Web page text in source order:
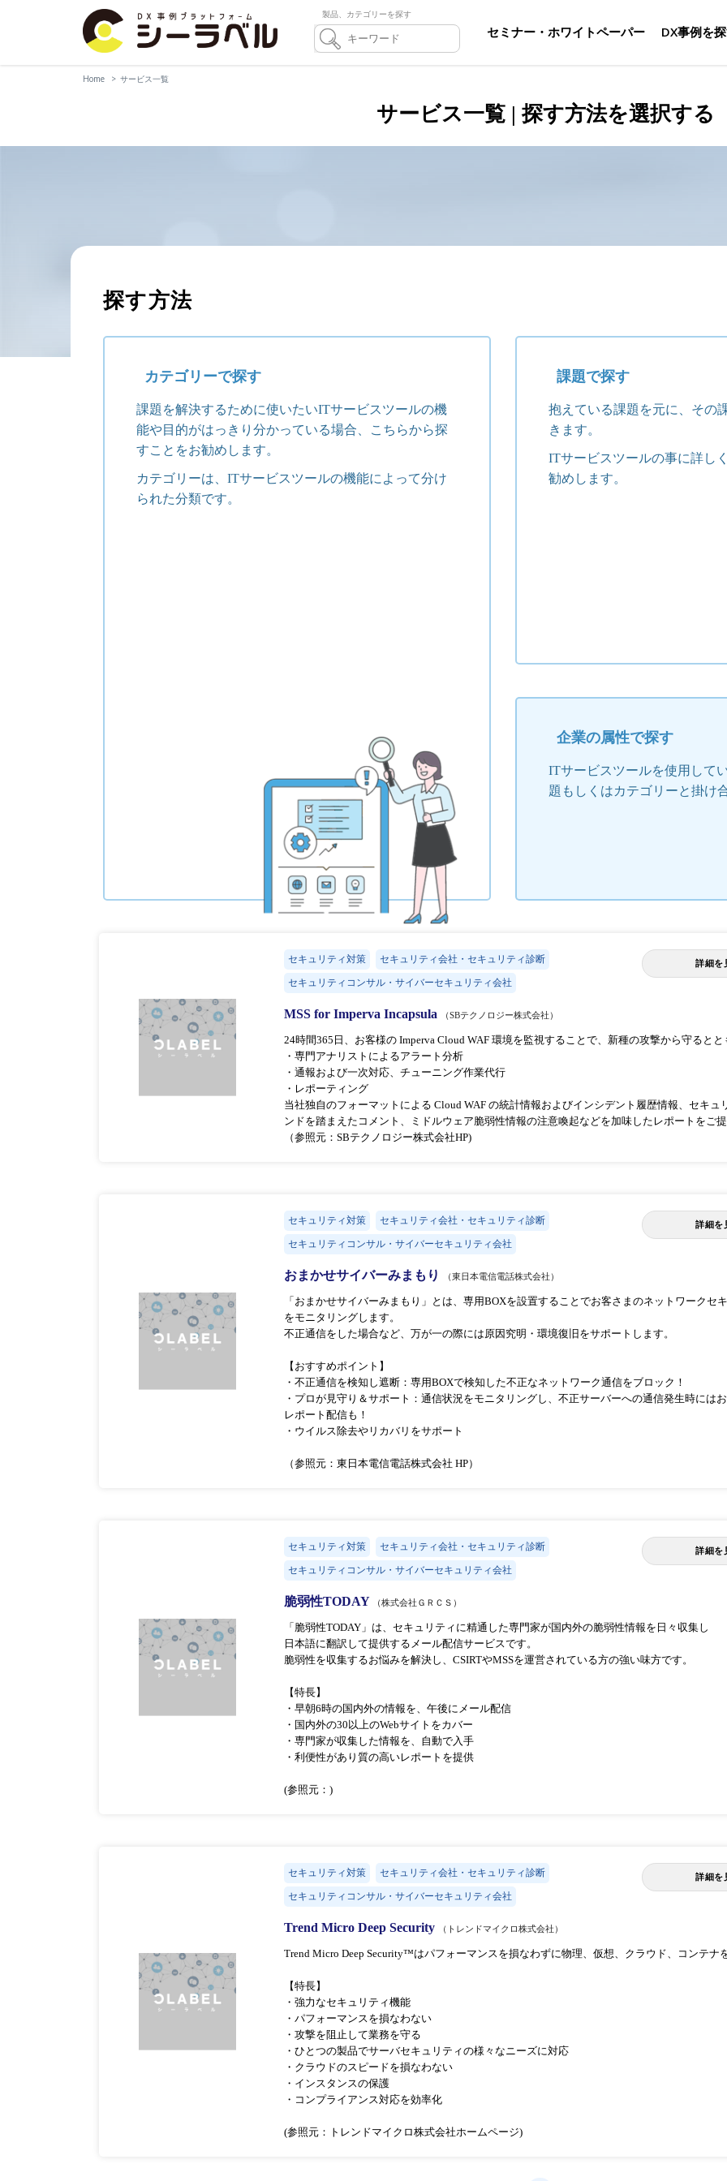
製品、カテゴリーを探す
セミナー・ホワイトペーパー DX事例を
Home サービス一覧
サービス一覧 | 探す方法を選択する
探す方法
カテゴリーで探す
課題を解決するために使いたいITサービスツールの機
能や目的がはっきり分かっている場合、こちらから探
すことをお勧めします。
カテゴリーは、ITサービスツールの機能によって分け
られた分類です。
課題で探す
抱えている課題を元に、その
きます。
ITサービスツールの事に詳し
勧めします。
企業の属性で探す
ITサービスツールを使用して
題もしくはカテゴリーと掛け
セキュリティ対策 セキュリティ会社・セキュリティ診断
セキュリティコンサル・サイバーセキュリティ会社
詳細を
MSS for Imperva Incapsula （SBテクノロジー株式会社）
24時間365日、お客様の Imperva Cloud WAF 環境を監視することで、新種の攻撃から守ると
・専門アナリストによるアラート分析
・通報および一次対応、チューニング作業代行
・レポーティング
当社独自のフォーマットによる Cloud WAF の統計情報およびインシデント履歴情報、セキ
ンドを踏まえたコメント、ミドルウェア脆弱性情報の注意喚起などを加味したレポートをご
（参照元：SBテクノロジー株式会社HP)
セキュリティ対策 セキュリティ会社・セキュリティ診断
セキュリティコンサル・サイバーセキュリティ会社
詳細を
おまかせサイバーみまもり （東日本電信電話株式会社）
「おまかせサイバーみまもり」とは、専用BOXを設置することでお客さまのネットワーク
をモニタリングします。
不正通信をした場合など、万が一の際には原因究明・環境復旧をサポートします。
【おすすめポイント】
・不正通信を検知し遮断：専用BOXで検知した不正なネットワーク通信をブロック！
・プロが見守り＆サポート：通信状況をモニタリングし、不正サーバーへの通信発生時には
レポート配信も！
・ウイルス除去やリカバリをサポート
（参照元：東日本電信電話株式会社 HP）
セキュリティ対策 セキュリティ会社・セキュリティ診断
セキュリティコンサル・サイバーセキュリティ会社
詳細を
脆弱性TODAY （株式会社ＧＲＣＳ）
「脆弱性TODAY」は、セキュリティに精通した専門家が国内外の脆弱性情報を日々収集し
日本語に翻訳して提供するメール配信サービスです。
脆弱性を収集するお悩みを解決し、CSIRTやMSSを運営されている方の強い味方です。
【特長】
・早朝6時の国内外の情報を、午後にメール配信
・国内外の30以上のWebサイトをカバー
・専門家が収集した情報を、自動で入手
・利便性があり質の高いレポートを提供
(参照元：)
セキュリティ対策 セキュリティ会社・セキュリティ診断
セキュリティコンサル・サイバーセキュリティ会社
詳細を
Trend Micro Deep Security （トレンドマイクロ株式会社）
Trend Micro Deep Security™はパフォーマンスを損なわずに物理、仮想、クラウド、コンテナ
【特長】
・強力なセキュリティ機能
・パフォーマンスを損なわない
・攻撃を阻止して業務を守る
・ひとつの製品でサーバセキュリティの様々なニーズに対応
・クラウドのスピードを損なわない
・インスタンスの保護
・コンプライアンス対応を効率化
(参照元：トレンドマイクロ株式会社ホームページ)